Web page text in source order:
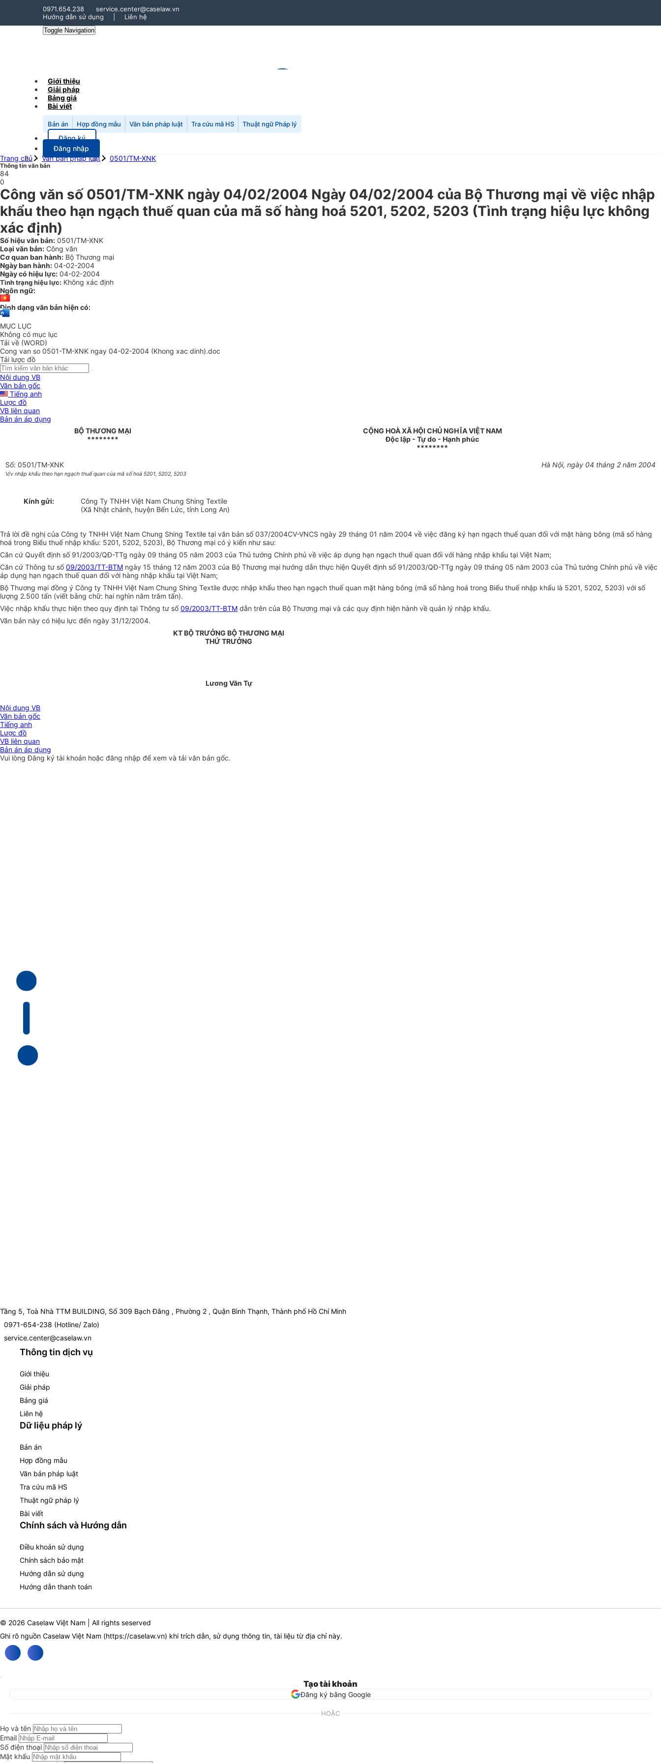
0971.654.238
service.center@caselaw.vn
Hướng dẫn sử dụng
Liên hệ
Toggle Navigation
Giới thiệu
Giải pháp
Bảng giá
Bài viết
Bản án Hợp đồng mẫu Văn bản pháp luật Tra cứu mã HS Thuật ngữ Pháp lý
Đăng ký
Đăng nhập
Trang chủ
Văn bản pháp luật 0501/TM-XNK
Thông tin văn bản
84
0
Công văn số 0501/TM-XNK ngày 04/02/2004 Ngày 04/02/2004 của Bộ Thương mại về việc nhập
khẩu theo hạn ngạch thuế quan của mã số hàng hoá 5201, 5202, 5203 (Tình trạng hiệu lực không
xác định)
Số hiệu văn bản: 0501/TM-XNK
Loại văn bản: Công văn
Cơ quan ban hành: Bộ Thương mại
Ngày ban hành: 04-02-2004
Ngày có hiệu lực: 04-02-2004
Tình trạng hiệu lực: Không xác định
Ngôn ngữ:
Định dạng văn bản hiện có:
MỤC LỤC
Không có mục lục
Tải về (WORD)
Cong van so 0501-TM-XNK ngay 04-02-2004 (Khong xac dinh).doc
Tải lược đồ
Nội dung VB
Văn bản gốc
Tiếng anh
Lược đồ
VB liên quan
Bản án áp dụng
BỘ THƯƠNG MẠI
********
CỘNG HOÀ XÃ HỘI CHỦ NGHĨA VIỆT NAM
Độc lập - Tự do - Hạnh phúc
********
Số: 0501/TM-XNK
V/v nhập khẩu theo hạn ngạch thuế quan của mã số hoá 5201, 5202, 5203
Hà Nội, ngày 04 tháng 2 năm 2004
Kính gửi:
Công Ty TNHH Việt Nam Chung Shing Textile
(Xã Nhật chánh, huyện Bến Lức, tỉnh Long An)
Trả lời đề nghị của Công ty TNHH Việt Nam Chung Shing Textile tại văn bản số 037/2004CV-VNCS ngày 29 tháng 01 năm 2004 về việc đăng ký hạn ngạch thuế quan đối với mặt hàng bông (mã số hàng
hoá trong Biểu thuế nhập khẩu: 5201, 5202, 5203), Bộ Thương mại có ý kiến như sau:
Căn cứ Quyết định số 91/2003/QĐ-TTg ngày 09 tháng 05 năm 2003 của Thủ tướng Chính phủ về việc áp dụng hạn ngạch thuế quan đối với hàng nhập khẩu tại Việt Nam;
Căn cứ Thông tư số09/2003/TT-BTM ngày 15 tháng 12 năm 2003 của Bộ Thương mại hướng dẫn thực hiện Quyết định số 91/2003/QĐ-TTg ngày 09 tháng 05 năm 2003 của Thủ tướng Chính phủ về việc
áp dụng hạn ngạch thuế quan đối với hàng nhập khẩu tại Việt Nam;
Bộ Thương mại đồng ý Công ty TNHH Việt Nam Chung Shing Textile được nhập khẩu theo hạn ngạch thuế quan mặt hàng bông (mã số hàng hoá trong Biểu thuế nhập khẩu là 5201, 5202, 5203) với số
lượng 2.500 tấn (viết bằng chữ: hai nghìn năm trăm tấn).
Việc nhập khẩu thực hiện theo quy định tại Thông tư số09/2003/TT-BTM dẫn trên của Bộ Thương mại và các quy định hiện hành về quản lý nhập khẩu.
Văn bản này có hiệu lực đến ngày 31/12/2004.
KT BỘ TRƯỞNG BỘ THƯƠNG MẠI
THỨ TRƯỞNG
Lương Văn Tự
Nội dung VB
Văn bản gốc
Tiếng anh
Lược đồ
VB liên quan
Bản án áp dụng
Vui lòngĐăng ký tài khoản hoặc đăng nhập để xem và tải văn bản gốc.
Tầng 5, Toà Nhà TTM BUILDING, Số 309 Bạch Đằng , Phường 2 , Quận Bình Thạnh, Thành phố Hồ Chí Minh
0971-654-238 (Hotline/ Zalo)
service.center@caselaw.vn
Thông tin dịch vụ
Giới thiệu
Giải pháp
Bảng giá
Liên hệ
Dữ liệu pháp lý
Bản án
Hợp đồng mẫu
Văn bản pháp luật
Tra cứu mã HS
Thuật ngữ pháp lý
Bài viết
Chính sách và Hướng dẫn
Điều khoản sử dụng
Chính sách bảo mật
Hướng dẫn sử dụng
Hướng dẫn thanh toán
© 2026 Caselaw Việt Nam | All rights seserved
Ghi rõ nguồn Caselaw Việt Nam (https://caselaw.vn) khi trích dẫn, sử dụng thông tin, tài liệu từ địa chỉ này.
Tạo tài khoản
Đăng ký bằng Google
HOẶC
Họ và tên
Email
Số điện thoại
Mật khẩu